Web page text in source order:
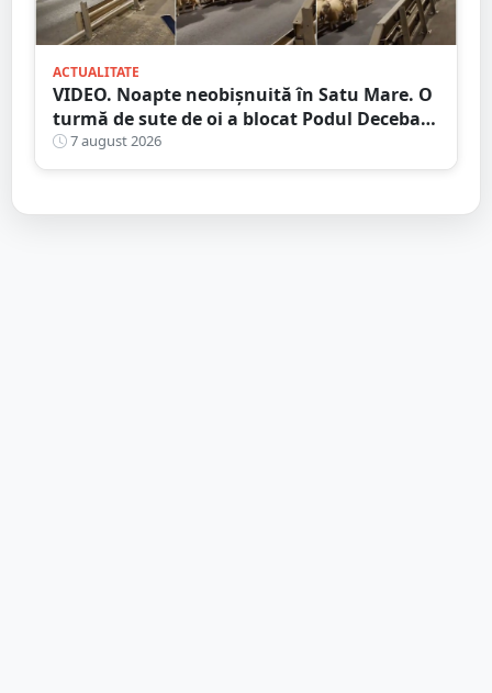
ACTUALITATE
VIDEO. Noapte neobișnuită în Satu Mare. O
turmă de sute de oi a blocat Podul Decebal.
Gest de apreciat al ciobanului
7 august 2026